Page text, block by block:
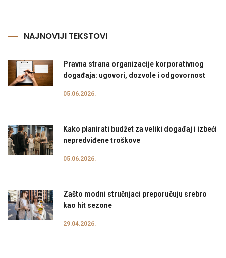
NAJNOVIJI TEKSTOVI
Pravna strana organizacije korporativnog
događaja: ugovori, dozvole i odgovornost
05.06.2026.
Kako planirati budžet za veliki događaj i izbeći
nepredviđene troškove
05.06.2026.
Zašto modni stručnjaci preporučuju srebro
kao hit sezone
29.04.2026.